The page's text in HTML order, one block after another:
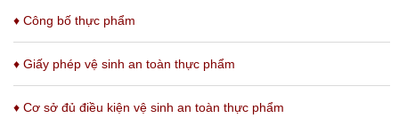
♦ Công bố thực phẩm
♦ Giấy phép vệ sinh an toàn thực phẩm
♦ Cơ sở đủ điều kiện vệ sinh an toàn thực phẩm